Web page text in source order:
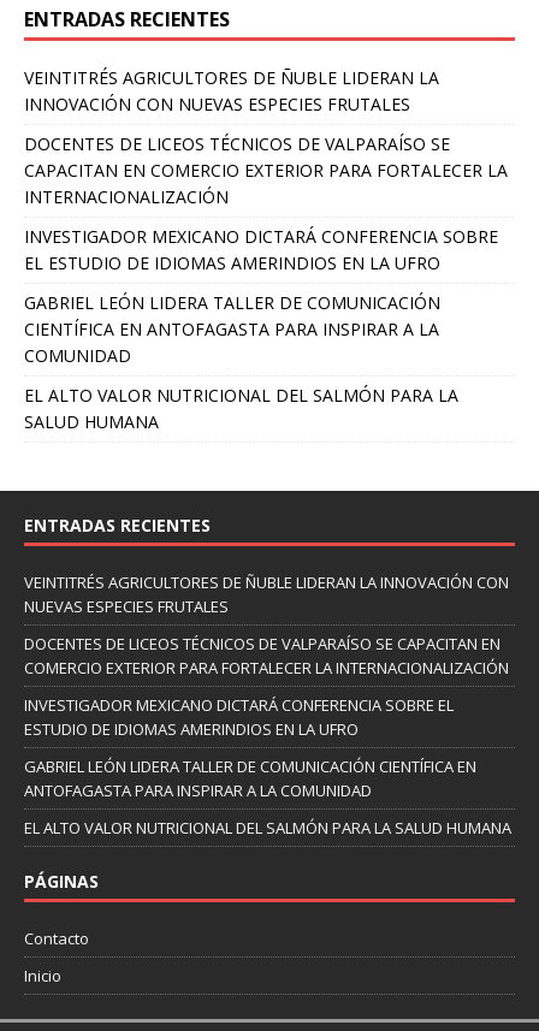
ENTRADAS RECIENTES
VEINTITRÉS AGRICULTORES DE ÑUBLE LIDERAN LA
INNOVACIÓN CON NUEVAS ESPECIES FRUTALES
DOCENTES DE LICEOS TÉCNICOS DE VALPARAÍSO SE
CAPACITAN EN COMERCIO EXTERIOR PARA FORTALECER LA
INTERNACIONALIZACIÓN
INVESTIGADOR MEXICANO DICTARÁ CONFERENCIA SOBRE
EL ESTUDIO DE IDIOMAS AMERINDIOS EN LA UFRO
GABRIEL LEÓN LIDERA TALLER DE COMUNICACIÓN
CIENTÍFICA EN ANTOFAGASTA PARA INSPIRAR A LA
COMUNIDAD
EL ALTO VALOR NUTRICIONAL DEL SALMÓN PARA LA
SALUD HUMANA
ENTRADAS RECIENTES
VEINTITRÉS AGRICULTORES DE ÑUBLE LIDERAN LA INNOVACIÓN CON
NUEVAS ESPECIES FRUTALES
DOCENTES DE LICEOS TÉCNICOS DE VALPARAÍSO SE CAPACITAN EN
COMERCIO EXTERIOR PARA FORTALECER LA INTERNACIONALIZACIÓN
INVESTIGADOR MEXICANO DICTARÁ CONFERENCIA SOBRE EL
ESTUDIO DE IDIOMAS AMERINDIOS EN LA UFRO
GABRIEL LEÓN LIDERA TALLER DE COMUNICACIÓN CIENTÍFICA EN
ANTOFAGASTA PARA INSPIRAR A LA COMUNIDAD
EL ALTO VALOR NUTRICIONAL DEL SALMÓN PARA LA SALUD HUMANA
PÁGINAS
Contacto
Inicio